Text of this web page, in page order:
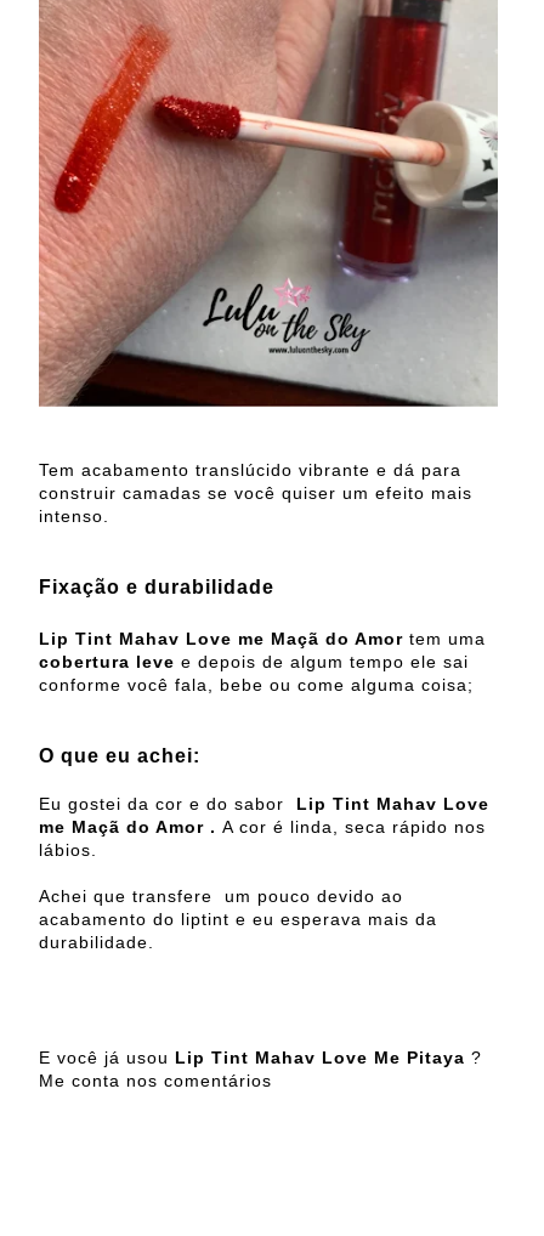
Tem acabamento translúcido vibrante e dá para
construir camadas se você quiser um efeito mais
intenso.
Fixação e durabilidade
Lip Tint Mahav Love me Maçã do Amor tem uma
cobertura leve e depois de algum tempo ele sai
conforme você fala, bebe ou come alguma coisa;
O que eu achei:
Eu gostei da cor e do sabor Lip Tint Mahav Love
me Maçã do Amor . A cor é linda, seca rápido nos
lábios.
Achei que transfere um pouco devido ao
acabamento do liptint e eu esperava mais da
durabilidade.
E você já usou Lip Tint Mahav Love Me Pitaya ?
Me conta nos comentários